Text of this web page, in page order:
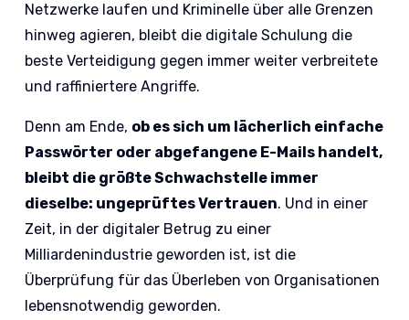
Netzwerke laufen und Kriminelle über alle Grenzen
hinweg agieren, bleibt die digitale Schulung die
beste Verteidigung gegen immer weiter verbreitete
und raffiniertere Angriffe.
Denn am Ende, ob es sich um lächerlich einfache
Passwörter oder abgefangene E-Mails handelt,
bleibt die größte Schwachstelle immer
dieselbe: ungeprüftes Vertrauen. Und in einer
Zeit, in der digitaler Betrug zu einer
Milliardenindustrie geworden ist, ist die
Überprüfung für das Überleben von Organisationen
lebensnotwendig geworden.